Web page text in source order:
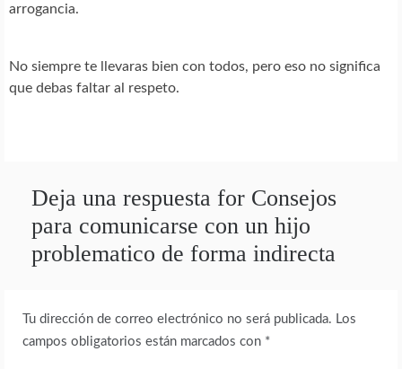
arrogancia.
No siempre te llevaras bien con todos, pero eso no significa
que debas faltar al respeto.
Deja una respuesta for Consejos
para comunicarse con un hijo
problematico de forma indirecta
Tu dirección de correo electrónico no será publicada. Los
campos obligatorios están marcados con *